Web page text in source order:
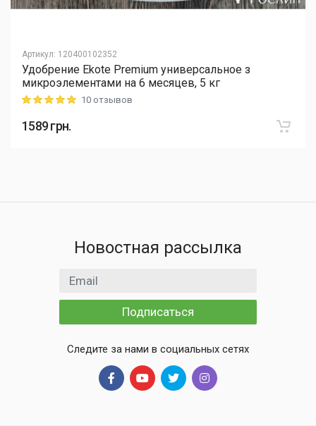
Артикул: 120400102352
Удобрение Ekote Premium универсальное з
микроэлементами на 6 месяцев, 5 кг
Rating: 5 out of 510 отзывов
1589грн.
Новостная рассылка
Email адрес
Подписаться
Следите за нами в социальных сетях